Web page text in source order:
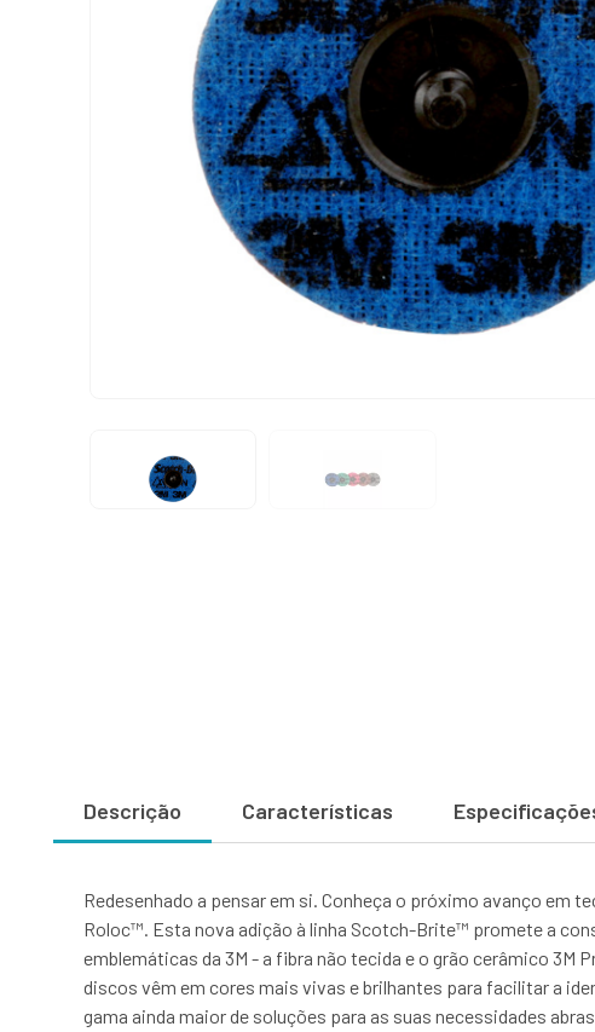
Descrição Características
Redesenhado a pensar em si. Conheça o próximo avanço
Roloc™. Esta nova adição à linha Scotch-Brite™ promete a
emblemáticas da 3M - a fibra não tecida e o grão cerâmico
discos vêm em cores mais vivas e brilhantes para facilitar a
gama ainda maior de soluções para as suas necessidades